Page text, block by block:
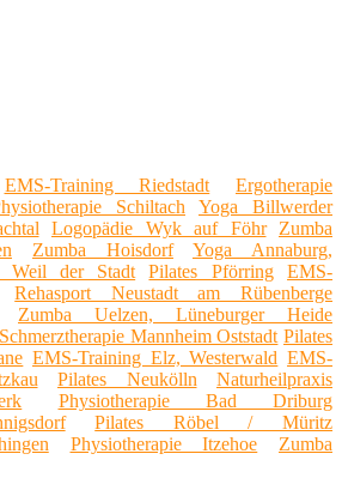
EMS-Training Riedstadt
Ergotherapie
Schiltach
Yoga Billwerder
Logopädie Wyk auf Föhr
Zumba
Zumba Hoisdorf
Yoga Annaburg,
Weil der Stadt Pilates Pförring
EMS-
Rehasport Neustadt am Rübenberge
Zumba Uelzen, Lüneburger Heide
Schmerztherapie Mannheim Oststadt Pilates
EMS-Training Elz, Westerwald EMS-
Pilates Neukölln
Naturheilpraxis
Physiotherapie Bad Driburg
Pilates Röbel / Müritz
Physiotherapie Itzehoe
Zumba